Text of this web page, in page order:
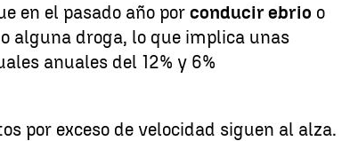
en el pasado año porconducir ebrio o
alguna droga, lo que implica unas
anuales del 12% y 6%
por exceso de velocidad siguen al alza.